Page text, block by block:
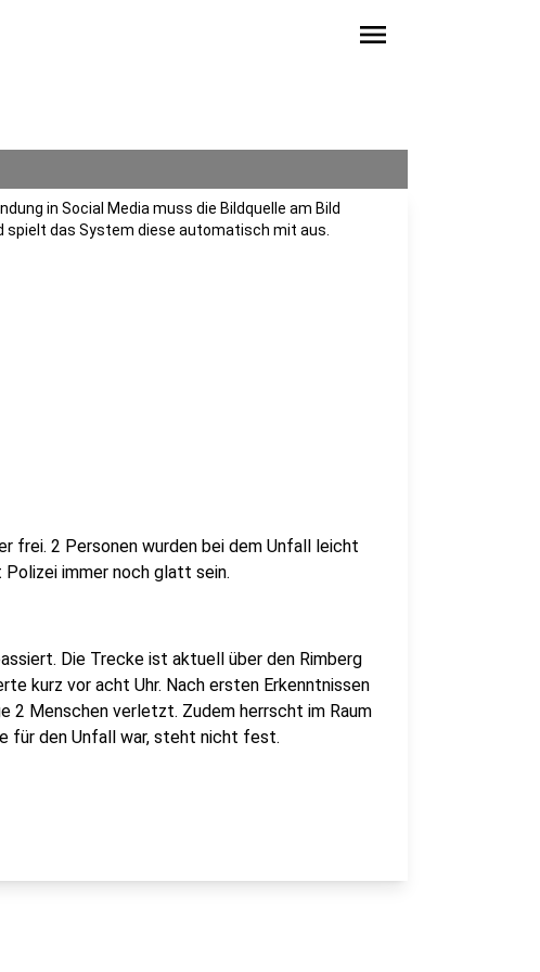
menu
in Social Media muss die Bildquelle am Bild
spielt das System diese automatisch mit aus.
frei. 2 Personen wurden bei dem Unfall leicht
immer noch glatt sein.
Die Trecke ist aktuell über den Rimberg
kurz vor acht Uhr. Nach ersten Erkenntnissen
2 Menschen verletzt. Zudem herrscht im Raum
für den Unfall war, steht nicht fest.